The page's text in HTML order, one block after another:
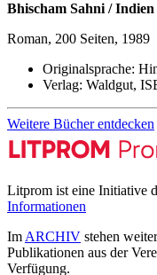
Bhischam Sahni / Indien
Roman, 200 Seiten, 1989
Originalsprache:
Verlag: Waldgut,
Weitere Bücher entdecken
Litprom ist eine Initiative
Informationen
Im ARCHIV stehen
Publikationen aus der
Verfügung.